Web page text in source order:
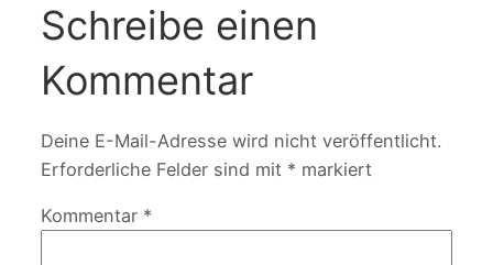
Schreibe einen
Kommentar
Deine E-Mail-Adresse wird nicht veröffentlicht.
Erforderliche Felder sind mit * markiert
Kommentar *